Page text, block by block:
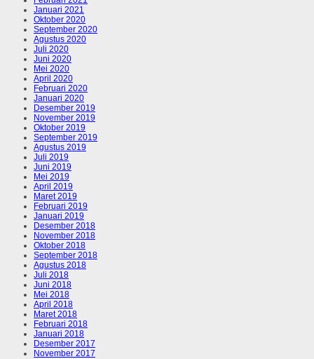
Januari 2021
Oktober 2020
September 2020
Agustus 2020
Juli 2020
Juni 2020
Mei 2020
April 2020
Februari 2020
Januari 2020
Desember 2019
November 2019
Oktober 2019
September 2019
Agustus 2019
Juli 2019
Juni 2019
Mei 2019
April 2019
Maret 2019
Februari 2019
Januari 2019
Desember 2018
November 2018
Oktober 2018
September 2018
Agustus 2018
Juli 2018
Juni 2018
Mei 2018
April 2018
Maret 2018
Februari 2018
Januari 2018
Desember 2017
November 2017